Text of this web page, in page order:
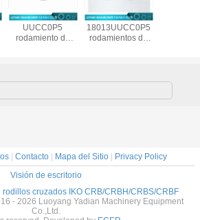
CRBS 1108
UUCC0P5
rodamiento de
110X126X8mm
CRBS
18013UUCC0P5
rodamientos de
China
| Contacto| Mapa del Sitio|
Privacy Policy
Visión de escritorio
cruzados IKO CRB/CRBH/CRBS/CRBF
- 2026 Luoyang Yadian Machinery Equipment
Co.,Ltd.